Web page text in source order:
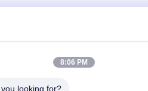
8:06 PM
looking for?